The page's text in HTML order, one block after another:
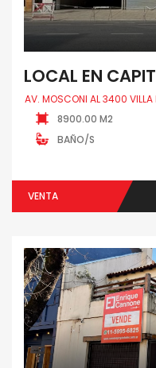
LOCAL EN
AV. MOSCONI AL 3400 VILLA
8900.00 M2
BAÑO/S
VENTA